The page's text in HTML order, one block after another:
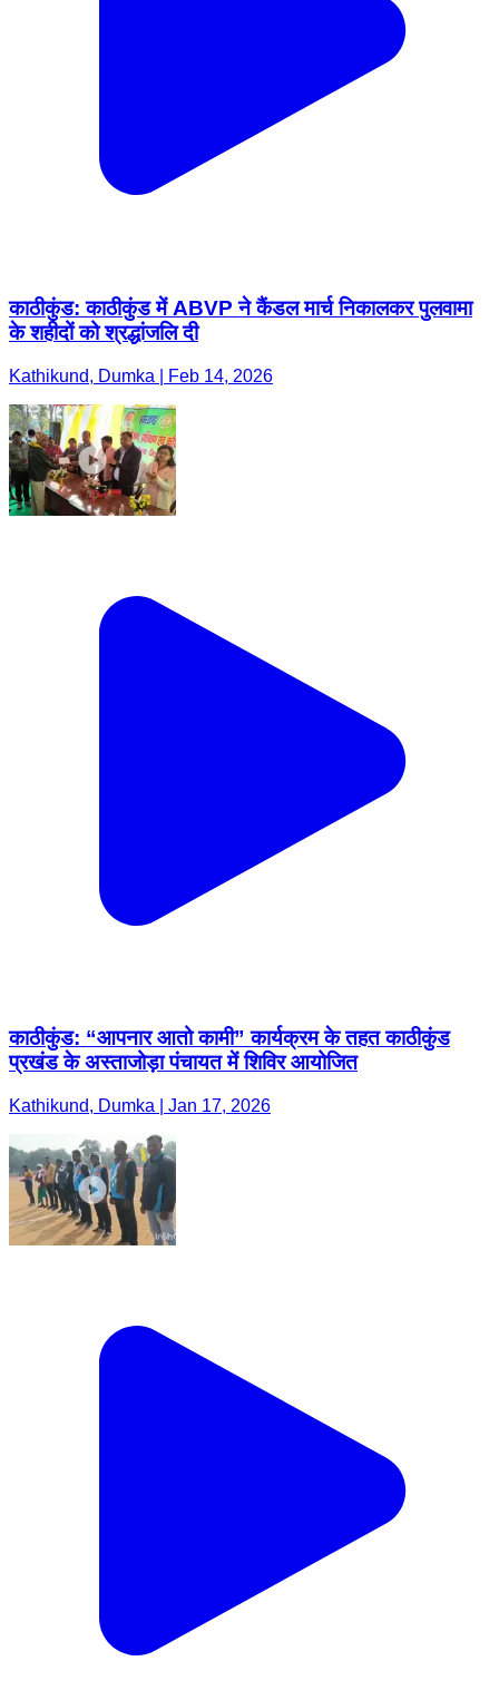
काठीकुंड: काठीकुंड में ABVP ने कैंडल मार्च निकालकर पुलवामा
के शहीदों को श्रद्धांजलि दी
Kathikund, Dumka | Feb 14, 2026
काठीकुंड: “आपनार आतो कामी” कार्यक्रम के तहत काठीकुंड
प्रखंड के अस्ताजोड़ा पंचायत में शिविर आयोजित
Kathikund, Dumka | Jan 17, 2026